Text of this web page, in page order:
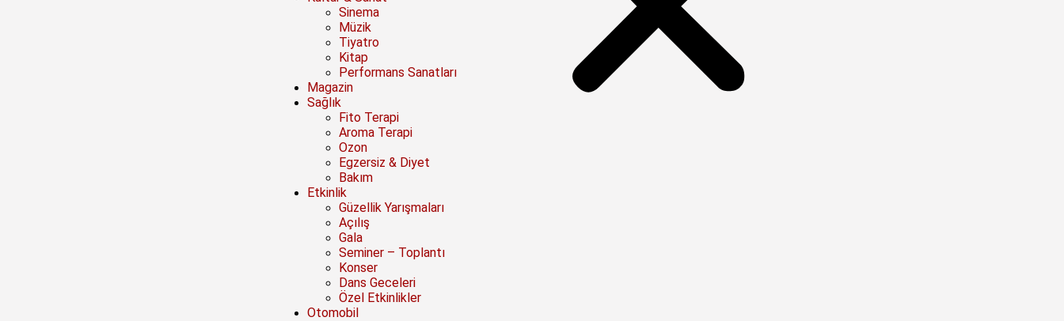
Sinema
Müzik
Tiyatro
Kitap
Performans Sanatları
Magazin
Sağlık
Fito Terapi
Aroma Terapi
Ozon
Egzersiz & Diyet
Bakım
Etkinlik
Güzellik Yarışmaları
Açılış
Gala
Seminer – Toplantı
Konser
Dans Geceleri
Özel Etkinlikler
Otomobil